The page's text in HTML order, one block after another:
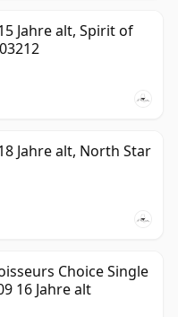
Jahre alt, Spirit of
Jahre alt, North Star
Choice Single
16 Jahre alt